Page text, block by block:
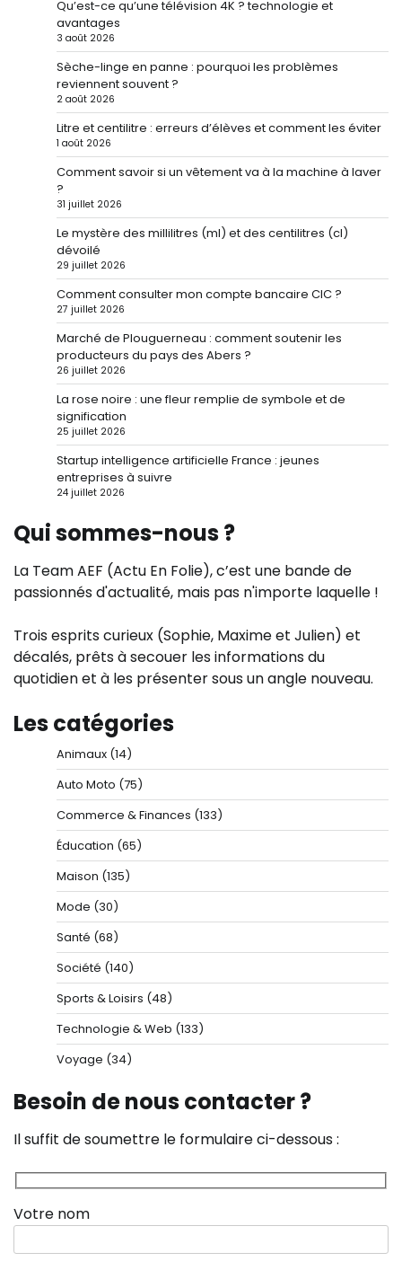
Qu’est-ce qu’une télévision 4K ? technologie et
avantages
3 août 2026
Sèche-linge en panne : pourquoi les problèmes
reviennent souvent ?
2 août 2026
Litre et centilitre : erreurs d’élèves et comment les éviter
1 août 2026
Comment savoir si un vêtement va à la machine à laver
?
31 juillet 2026
Le mystère des millilitres (ml) et des centilitres (cl)
dévoilé
29 juillet 2026
Comment consulter mon compte bancaire CIC ?
27 juillet 2026
Marché de Plouguerneau : comment soutenir les
producteurs du pays des Abers ?
26 juillet 2026
La rose noire : une fleur remplie de symbole et de
signification
25 juillet 2026
Startup intelligence artificielle France : jeunes
entreprises à suivre
24 juillet 2026
Qui sommes-nous ?
La Team AEF (Actu En Folie), c’est une bande de
passionnés d'actualité, mais pas n'importe laquelle !
Trois esprits curieux (Sophie, Maxime et Julien) et
décalés, prêts à secouer les informations du
quotidien et à les présenter sous un angle nouveau.
Les catégories
Animaux (14)
Auto Moto (75)
Commerce & Finances (133)
Éducation (65)
Maison (135)
Mode (30)
Santé (68)
Société (140)
Sports & Loisirs (48)
Technologie & Web (133)
Voyage (34)
Besoin de nous contacter ?
Il suffit de soumettre le formulaire ci-dessous :
Votre nom